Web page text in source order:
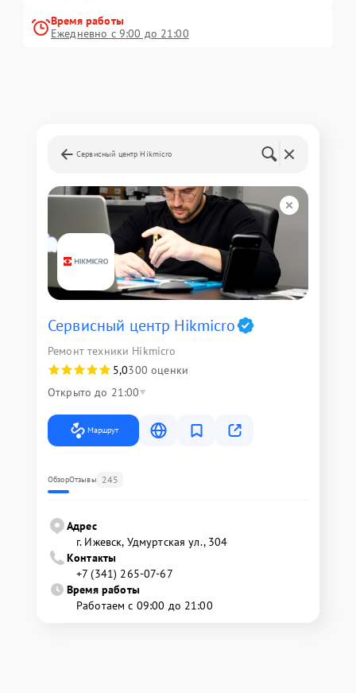
Время работы
Ежедневно с 9:00 до 21:00
Сервисный центр Hikmicro
Сервисный центр Hikmicro
Ремонт техники Hikmicro
5,0300 оценки
Открыто до 21:00
Маршрут
ОбзорОтзывы 245
Адрес
г. Ижевск, Удмуртская ул., 304
Контакты
+7 (341) 265-07-67
Время работы
Работаем с 09:00 до 21:00